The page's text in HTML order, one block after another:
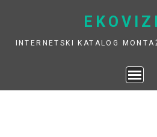
to
INTERNETSKI KATALOG